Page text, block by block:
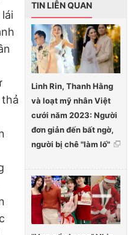
TIN LIÊN QUAN
Linh Rin, Thanh Hằng
và loạt mỹ nhân Việt
cưới năm 2023: Người
đơn giản đến bất ngờ,
người bị chê "làm lố"